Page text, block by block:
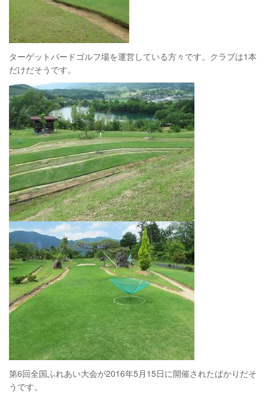
ターゲットバードゴルフ場を運営している方々です。クラブは1本
だけだそうです。
第6回全国ふれあい大会が2016年5月15日に開催されたばかりだそ
うです。